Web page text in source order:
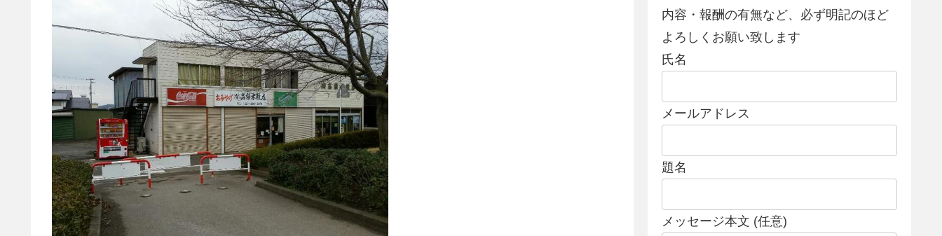
内容・報酬の有無など、必ず明記のほど
よろしくお願い致します
氏名
メールアドレス
題名
メッセージ本文 (任意)